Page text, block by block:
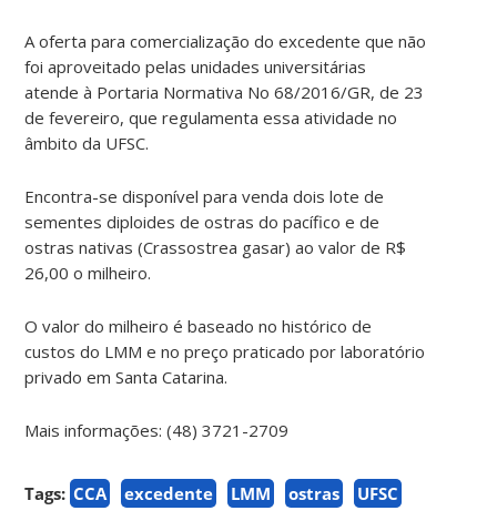
A oferta para comercialização do excedente que não
foi aproveitado pelas unidades universitárias
atende à Portaria Normativa No 68/2016/GR, de 23
de fevereiro, que regulamenta essa atividade no
âmbito da UFSC.
Encontra-se disponível para venda dois lote de
sementes diploides de ostras do pacífico e de
ostras nativas (Crassostrea gasar) ao valor de R$
26,00 o milheiro.
O valor do milheiro é baseado no histórico de
custos do LMM e no preço praticado por laboratório
privado em Santa Catarina.
Mais informações: (48) 3721-2709
Tags: CCA excedente LMM ostras UFSC